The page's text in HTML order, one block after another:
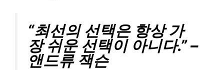
“최선의 선택은 항상 가
장 쉬운 선택이 아니다.” –
앤드류 잭슨